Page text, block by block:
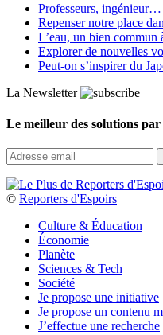
Professeurs,
Repenser notre place
L’eau, un bien commun
Explorer de nouvelles
Peut‑on s’inspirer du
La Newsletter
Le meilleur des solutions
© Reporters d'Espoirs
Culture & Éducation
Économie
Planète
Sciences & Tech
Société
Je propose une initiative
Je propose un contenu
J’effectue une recherche